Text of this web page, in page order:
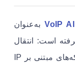
VoIPبه‌عنوان
است: انتقال
مکالمات صوتی و چندرسانه‌ای روی شبکه‌های مبتنی بر IP